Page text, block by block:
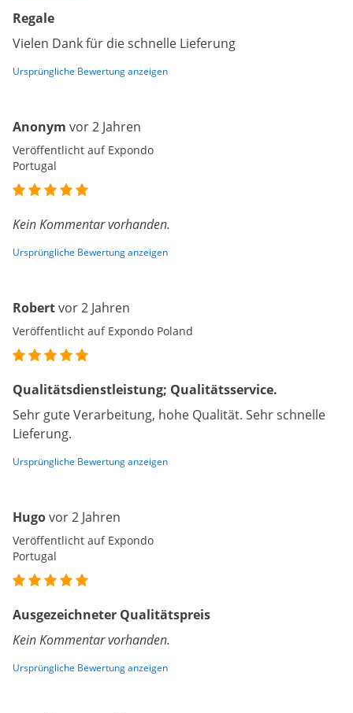
Regale
Vielen Dank für die schnelle Lieferung
Ursprüngliche Bewertung anzeigen
Anonym vor 2 Jahren
Veröffentlicht auf Expondo
Portugal
Kein Kommentar vorhanden.
Ursprüngliche Bewertung anzeigen
Robertvor 2 Jahren
Veröffentlicht auf Expondo Poland
Qualitätsdienstleistung; Qualitätsservice.
Sehr gute Verarbeitung, hohe Qualität. Sehr schnelle
Lieferung.
Ursprüngliche Bewertung anzeigen
Hugovor 2 Jahren
Veröffentlicht auf Expondo
Portugal
Ausgezeichneter Qualitätspreis
Kein Kommentar vorhanden.
Ursprüngliche Bewertung anzeigen